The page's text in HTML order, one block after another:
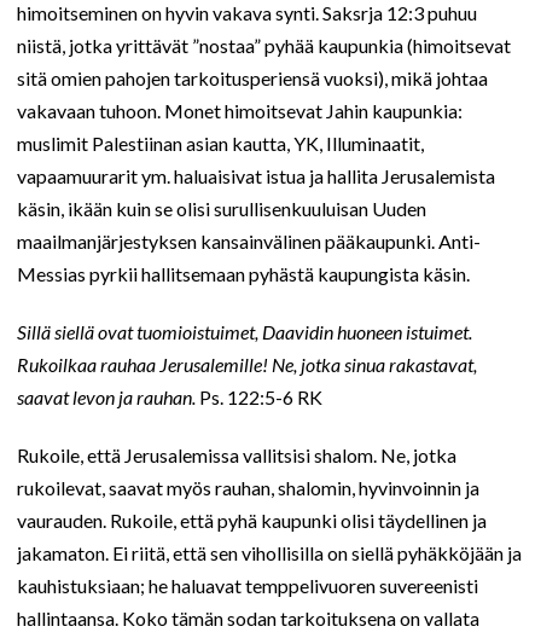
himoitseminen on hyvin vakava synti. Saksrja 12:3 puhuu
niistä, jotka yrittävät ”nostaa” pyhää kaupunkia (himoitsevat
sitä omien pahojen tarkoitusperiensä vuoksi), mikä johtaa
vakavaan tuhoon. Monet himoitsevat Jahin kaupunkia:
muslimit Palestiinan asian kautta, YK, Illuminaatit,
vapaamuurarit ym. haluaisivat istua ja hallita Jerusalemista
käsin, ikään kuin se olisi surullisenkuuluisan Uuden
maailmanjärjestyksen kansainvälinen pääkaupunki. Anti-
Messias pyrkii hallitsemaan pyhästä kaupungista käsin.
Sillä siellä ovat tuomioistuimet, Daavidin huoneen istuimet.
Rukoilkaa rauhaa Jerusalemille! Ne, jotka sinua rakastavat,
saavat levon ja rauhan. Ps. 122:5-6 RK
Rukoile, että Jerusalemissa vallitsisi shalom. Ne, jotka
rukoilevat, saavat myös rauhan, shalomin, hyvinvoinnin ja
vaurauden. Rukoile, että pyhä kaupunki olisi täydellinen ja
jakamaton. Ei riitä, että sen vihollisilla on siellä pyhäkköjään ja
kauhistuksiaan; he haluavat temppelivuoren suvereenisti
hallintaansa. Koko tämän sodan tarkoituksena on vallata